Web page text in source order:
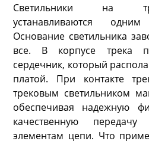
Светильники на
устанавливаются
Основание светильника
все. В корпусе трека
сердечник, который
платой. При контакте
трековым светильником
обеспечивая надежную
качественную
элементам цепи. Что